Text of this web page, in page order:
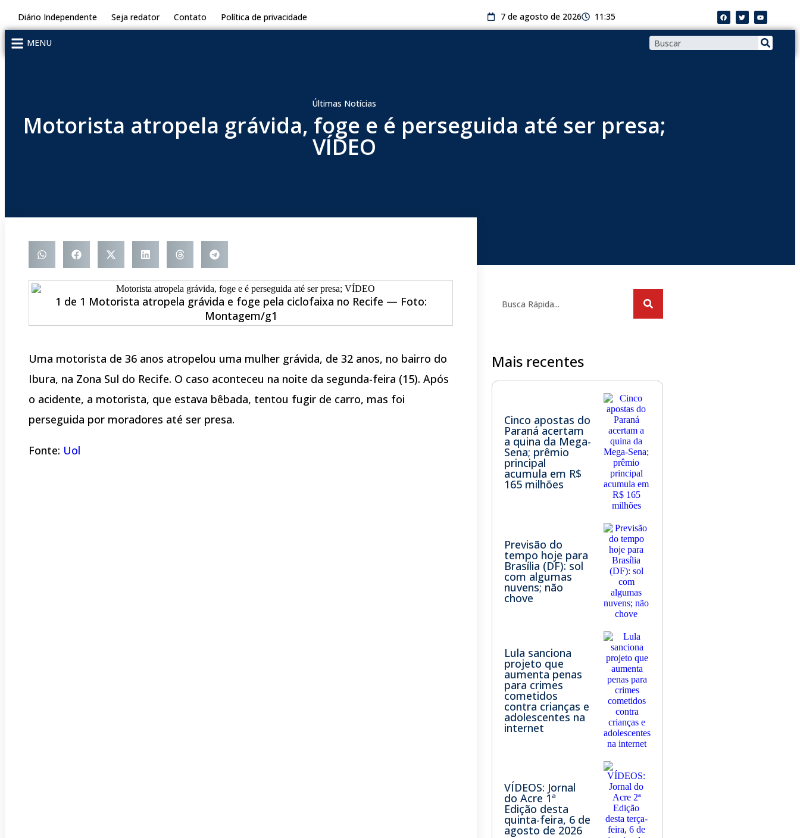
Diário Independente Seja redator Contato Política de privacidade 7 de agosto de 2026 11:35
MENU
Últimas Notícias
Motorista atropela grávida, foge e é perseguida até ser presa;
VÍDEO
1 de 1 Motorista atropela grávida e foge pela ciclofaixa no Recife — Foto:
Montagem/g1
Uma motorista de 36 anos atropelou uma mulher grávida, de 32 anos, no bairro do
Ibura, na Zona Sul do Recife. O caso aconteceu na noite da segunda-feira (15). Após
o acidente, a motorista, que estava bêbada, tentou fugir de carro, mas foi
perseguida por moradores até ser presa.
Fonte: Uol
Mais recentes
Cinco apostas do
Paraná acertam
a quina da Mega-
Sena; prêmio
principal
acumula em R$
165 milhões
Previsão do
tempo hoje para
Brasília (DF): sol
com algumas
nuvens; não
chove
Lula sanciona
projeto que
aumenta penas
para crimes
cometidos
contra crianças e
adolescentes na
internet
VÍDEOS: Jornal
do Acre 1ª
Edição desta
quinta-feira, 6 de
agosto de 2026